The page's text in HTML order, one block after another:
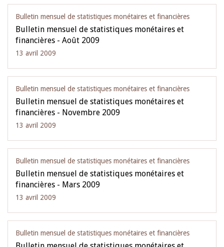
Bulletin mensuel de statistiques monétaires et financières
Bulletin mensuel de statistiques monétaires et
financières - Août 2009
13 avril 2009
Bulletin mensuel de statistiques monétaires et financières
Bulletin mensuel de statistiques monétaires et
financières - Novembre 2009
13 avril 2009
Bulletin mensuel de statistiques monétaires et financières
Bulletin mensuel de statistiques monétaires et
financières - Mars 2009
13 avril 2009
Bulletin mensuel de statistiques monétaires et financières